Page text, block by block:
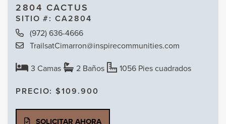
2804 CACTUS
SITIO #: CA2804
(972) 636-4666
TrailsatCimarron@inspirecommunities.com
Camas
3 Camas Baños
2 Baños Baños
1056 Pies cuadrados
PRECIO: $109.900
SOLICITAR AHORA